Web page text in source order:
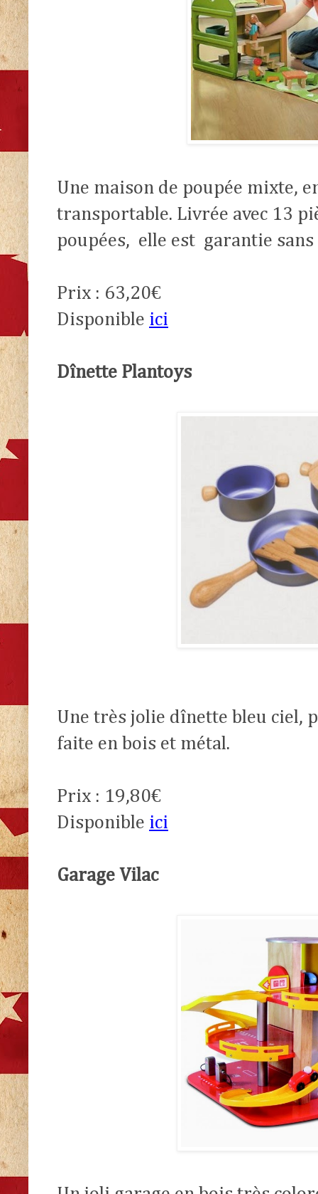
Une maison de poupée mixte,
transportable. Livrée avec 13
poupées, elle est garantie
Prix : 63,20€
Disponible ici
Dînette Plantoys
Une très jolie dînette bleu ciel,
faite en bois et métal.
Prix : 19,80€
Disponible ici
Garage Vilac